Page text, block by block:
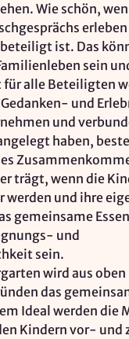
Wie schön,
ist. Das
sein
für alle Beteiligten
und
und
haben,
trägt, wenn die
werden und ihre
gemeinsame
und
sein.
wird aus oben
das
Ideal werden die
Kindern vor- und